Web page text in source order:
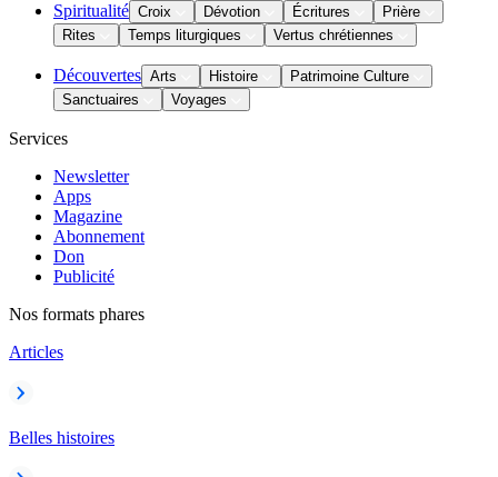
Spiritualité Croix Dévotion Écritures
Prière
Rites
Temps liturgiques Vertus chrétiennes
Découvertes Arts Histoire
Patrimoine Culture
Sanctuaires
Voyages
Services
Newsletter
Apps
Magazine
Abonnement
Don
Publicité
Nos formats phares
Articles
Belles histoires